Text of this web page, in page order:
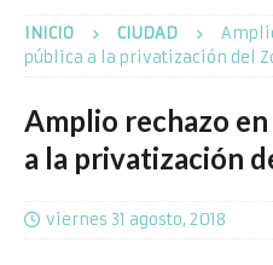
INICIO CIUDAD
pública a la privatización del
Amplio rechazo
a la privatización
viernes 31 agosto, 2018